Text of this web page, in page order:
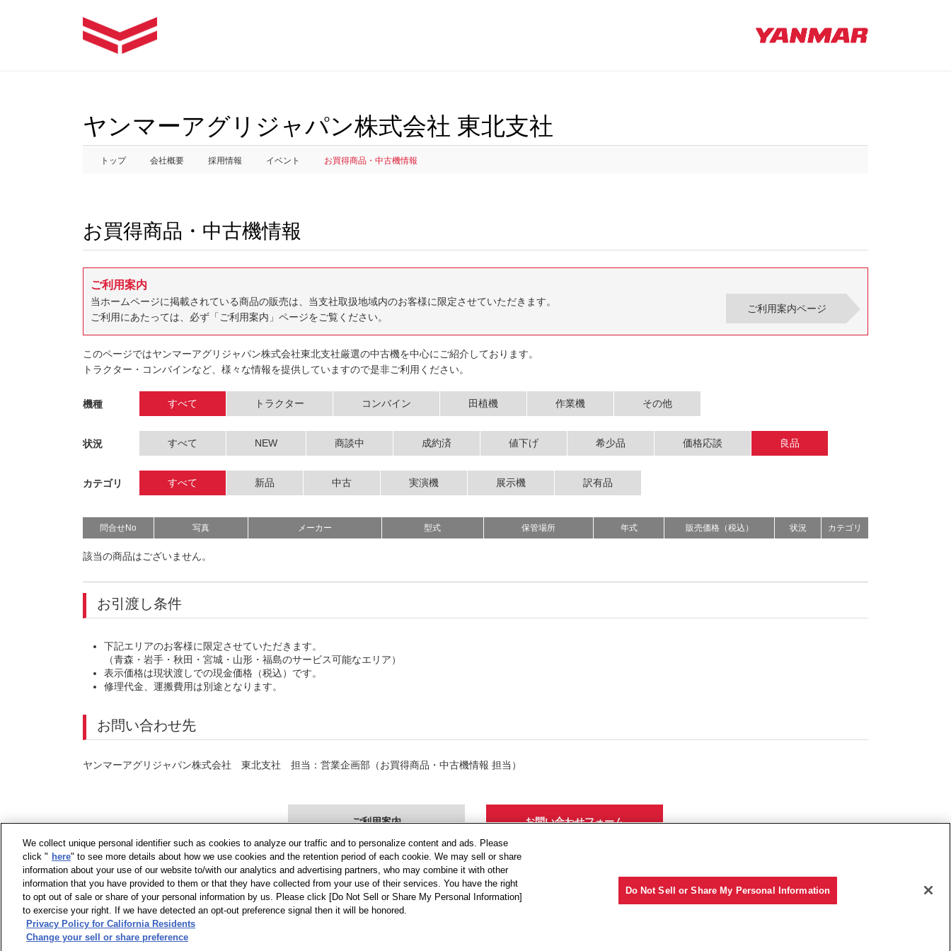
ヤンマーアグリジャパン株式会社 東北支社
トップ 会社概要 採用情報 イベント お買得商品・中古機情報
お買得商品・中古機情報
ご利用案内
当ホームページに掲載されている商品の販売は、当支社取扱地域内のお客様に限定させていただきます。
ご利用にあたっては、必ず「ご利用案内」ページをご覧ください。
ご利用案内ページ
このページではヤンマーアグリジャパン株式会社東北支社厳選の中古機を中心にご紹介しております。
トラクター・コンバインなど、様々な情報を提供していますので是非ご利用ください。
機種 すべて トラクター コンバイン 田植機 作業機 その他
状況 すべて NEW 商談中 成約済 値下げ 希少品 価格応談 良品
カテゴリ すべて 新品 中古 実演機 展示機 訳有品
問合せNo 写真 メーカー 型式 保管場所 年式 販売価格（税込） 状況 カテゴリ
該当の商品はございません。
お引渡し条件
下記エリアのお客様に限定させていただきます。
（青森・岩手・秋田・宮城・山形・福島のサービス可能なエリア）
表示価格は現状渡しでの現金価格（税込）です。
修理代金、運搬費用は別途となります。
お問い合わせ先
ヤンマーアグリジャパン株式会社 東北支社 担当：営業企画部（お買得商品・中古機情報 担当）
We collect unique personal identifier such as cookies to analyze our traffic and to personalize content and ads. Please
click " here" to see more details about how we use cookies and the retention period of each cookie. We may sell or share
information about your use of our website to/with our analytics and advertising partners, who may combine it with other
information that you have provided to them or that they have collected from your use of their services. You have the right
to opt out of sale or share of your personal information by us. Please click [Do Not Sell or Share My Personal Information]
to exercise your right. If we have detected an opt-out preference signal then it will be honored.
Privacy Policy for California Residents
Change your sell or share preference
Do Not Sell or Share My Personal Information